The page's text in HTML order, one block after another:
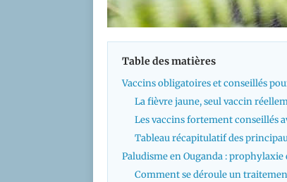
Table des matières
Vaccins obligatoires et conseillés
La fièvre jaune, seul vaccin
Les vaccins fortement conseillés
Tableau récapitulatif des
Paludisme en Ouganda :
Comment se déroule un